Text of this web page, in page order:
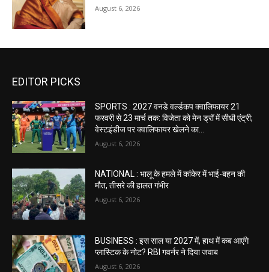
August 6, 2026
EDITOR PICKS
SPORTS : 2027 वनडे वर्ल्डकप क्वालिफायर 21
फरवरी से 23 मार्च तक: विजेता को मेन ड्रॉ में सीधी एंट्री;
वेस्टइंडीज पर क्वालिफायर खेलने का...
August 6, 2026
NATIONAL : भालू के हमले में कांकेर में भाई-बहन की
मौत, तीसरे की हालत गंभीर
August 6, 2026
BUSINESS : इस साल या 2027 में, हाथ में कब आएंगे
प्लास्टिक के नोट? RBI गवर्नर ने दिया जवाब
August 6, 2026